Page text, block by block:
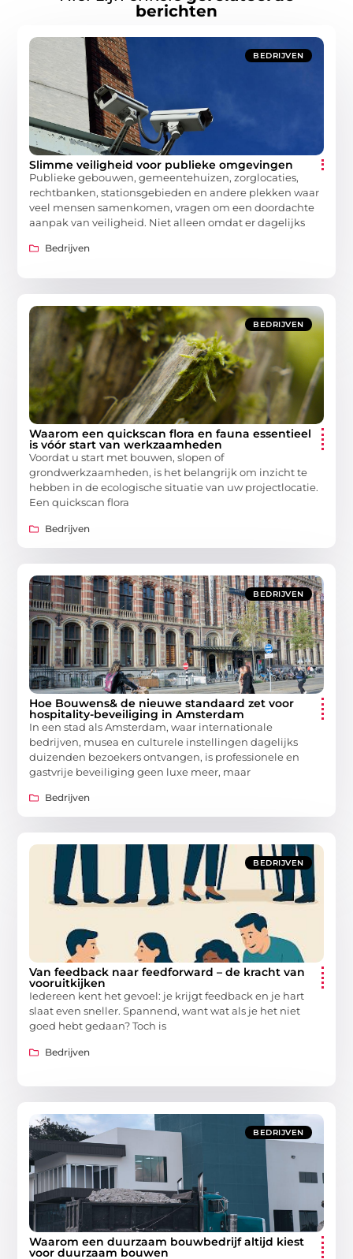
berichten
BEDRIJVEN
Slimme veiligheid voor publieke omgevingen
Publieke gebouwen, gemeentehuizen, zorglocaties,
rechtbanken, stationsgebieden en andere plekken waar
veel mensen samenkomen, vragen om een doordachte
aanpak van veiligheid. Niet alleen omdat er dagelijks
Bedrijven
BEDRIJVEN
Waarom een quickscan flora en fauna essentieel
is vóór start van werkzaamheden
Voordat u start met bouwen, slopen of
grondwerkzaamheden, is het belangrijk om inzicht te
hebben in de ecologische situatie van uw projectlocatie.
Een quickscan flora
Bedrijven
BEDRIJVEN
Hoe Bouwens& de nieuwe standaard zet voor
hospitality-beveiliging in Amsterdam
In een stad als Amsterdam, waar internationale
bedrijven, musea en culturele instellingen dagelijks
duizenden bezoekers ontvangen, is professionele en
gastvrije beveiliging geen luxe meer, maar
Bedrijven
BEDRIJVEN
Van feedback naar feedforward – de kracht van
vooruitkijken
Iedereen kent het gevoel: je krijgt feedback en je hart
slaat even sneller. Spannend, want wat als je het niet
goed hebt gedaan? Toch is
Bedrijven
BEDRIJVEN
Waarom een duurzaam bouwbedrijf altijd kiest
voor duurzaam bouwen